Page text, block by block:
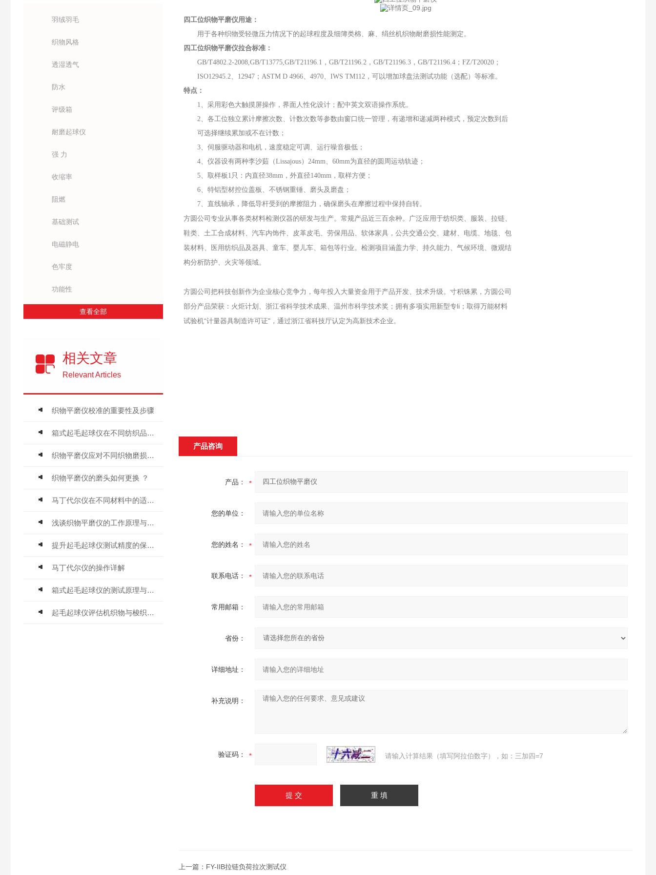
羽绒羽毛
织物风格
透湿透气
防水
评级箱
耐磨起球仪
强 力
收缩率
阻燃
基础测试
电磁静电
色牢度
功能性
查看全部
相关文章
Relevant Articles
织物平磨仪校准的重要性及步骤
箱式起毛起球仪在不同纺织品中的应用
织物平磨仪应对不同织物磨损特性的方法与技巧
织物平磨仪的磨头如何更换 ？
马丁代尔仪在不同材料中的适用性如何？
浅谈织物平磨仪的工作原理与核心优势
提升起毛起球仪测试精度的保障措施
马丁代尔仪的操作详解
箱式起毛起球仪的测试原理与功能
起毛起球仪评估机织物与梭织物起球情况的关键因素
四工位织物平磨仪用途 ：
用于各种织物受轻微压力情况下的起球程度及细簿类棉、麻、绢丝机织物耐磨损性能测定。
四工位织物平磨仪拉合标准：
GB/T4802.2-2008,GB/T13775,GB/T21196.1，GB/T21196.2，GB/T21196.3，GB/T21196.4；FZ/T20020；
ISO12945.2、12947；ASTM D 4966、4970、 IWS TM112， 可以增加球盘法测试功能（选配） 等标准。
特点 ：
1、采用彩色大触摸屏操作，界面人性化设计； 配中英文双语操作系统。
2、各工位独立累计摩擦次数、计数次数等参数由窗口统一管理，有递增和递减两种模式，预定次数到后
可选择继续累加或不在计数；
3、 伺服驱动器和电机，速度稳定可调、运行噪音极低 ；
4、仪器设有两种李沙茹（Lissajous）24mm、60mm为直径的圆周运动轨迹；
5、取样板 1只：内直径38mm，外直径140mm，取样方便；
6、 特铝型材控位盖板、不锈钢重锤、磨头及磨盘；
7、直线轴承，降低导杆受到的摩擦阻力，确保磨头在摩擦过程中保持自转。
方圆公司专业从事各类材料检测仪器的研发与生产。常规产品近三百余种。广泛应用于纺织类、服装、拉链、
鞋类、土工合成材料、汽车内饰件、皮革皮毛、劳保用品、软体家具，公共交通公交、建材、电缆、地毯、包
装材料、医用纺织品及器具、童车、婴儿车、箱包等行业。检测项目涵盖力学、持久能力、气候环境、微观结
构分析防护、火灾等领域。
方圆公司把科技创新作为企业核心竞争力，每年投入大量资金用于产品开发、技术升级。寸积铢累，方圆公司
部分产品荣获：火炬计划、浙江省科学技术成果、温州市科学技术奖；拥有多项实用新型专li；取得万能材料
试验机“计量器具制造许可证"，通过浙江省科技厅认定为高新技术企业。
产品咨询
产品：
您的单位：
您的姓名：
联系电话：
常用邮箱：
省份：
详细地址：
补充说明：
验证码： 请输入计算结果（填写阿拉伯数字），如：三加四=7
上一篇： FY-IIB拉链负荷拉次测试仪